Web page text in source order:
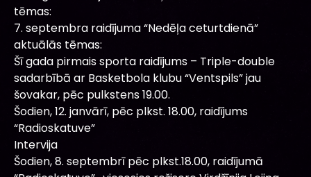
tēmas:
7. septembra raidījuma “Nedēļa ceturtdienā”
aktuālās tēmas:
Šī gada pirmais sporta raidījums – Triple-double
sadarbībā ar Basketbola klubu “Ventspils” jau
šovakar, pēc pulkstens 19.00.
Šodien, 12. janvārī, pēc plkst. 18.00, raidījums
“Radioskatuve”
Intervija
Šodien, 8. septembrī pēc plkst.18.00, raidījumā